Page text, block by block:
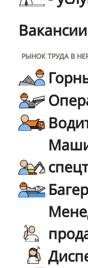
Вакансии
РЫНОК ТРУДА В